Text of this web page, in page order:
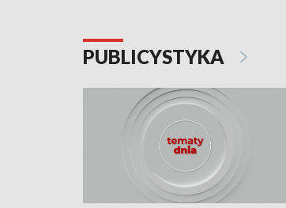
PUBLICYSTYKA